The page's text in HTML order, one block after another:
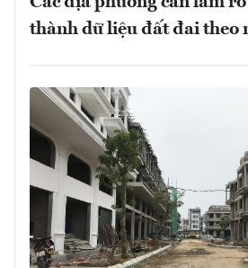
thành dữ liệu đất đai theo